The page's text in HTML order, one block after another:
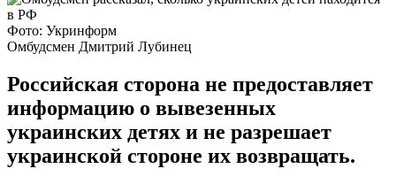
Фото: Укринформ
Омбудсмен Дмитрий Лубинец
Российская сторона не предоставляет
информацию о вывезенных
украинских детях и не разрешает
украинской стороне их возвращать.